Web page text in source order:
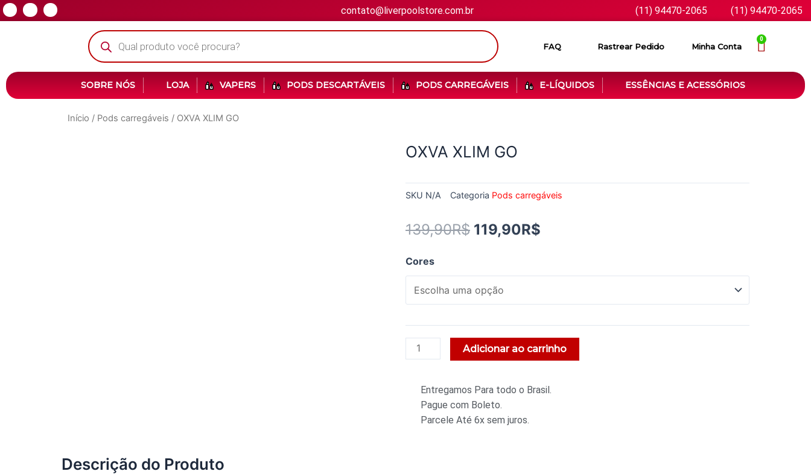
contato@liverpoolstore.com.br (11) 94470-2065 (11) 94470-2065
FAQ Rastrear Pedido Minha Conta
0
SOBRE NÓS LOJA VAPERS PODS DESCARTÁVEIS PODS CARREGÁVEIS E-LÍQUIDOS ESSÊNCIAS E ACESSÓRIOS
Início / Pods carregáveis / OXVA XLIM GO
OXVA XLIM GO
SKU N/A Categoria Pods carregáveis
139,90R$ 119,90R$
Cores
Adicionar ao carrinho
Entregamos Para todo o Brasil.
Pague com Boleto.
Parcele Até 6x sem juros.
Descrição do Produto